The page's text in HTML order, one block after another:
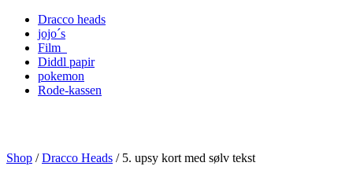
Dracco heads
jojo´s
Film
Diddl papir
pokemon
Rode-kassen
Shop /Dracco Heads / 5. upsy kort med sølv tekst